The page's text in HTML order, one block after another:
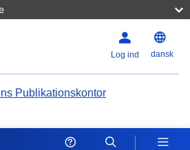
Log ind dansk
Publikationskontor